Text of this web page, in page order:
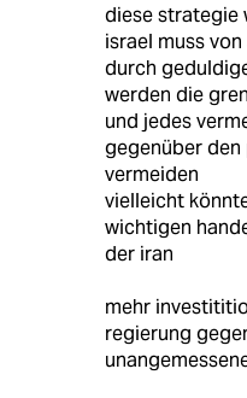
diese strategie
israel muss
durch
werden die
und jedes
gegenüber den
vermeiden
vielleicht
wichtigen
der iran
mehr
regierung